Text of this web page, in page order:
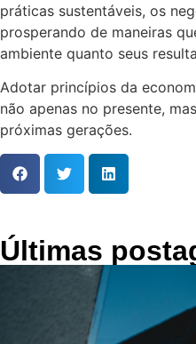
práticas sustentáveis, os
prosperando de maneiras
ambiente quanto seus
Adotar princípios da
não apenas no presente,
próximas gerações.
Últimas